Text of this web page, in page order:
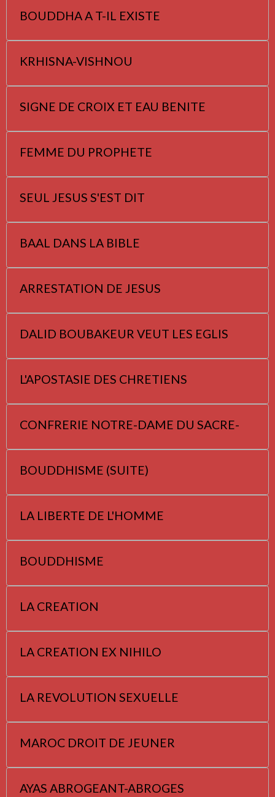
BOUDDHA A T-IL EXISTE
KRHISNA-VISHNOU
SIGNE DE CROIX ET EAU BENITE
FEMME DU PROPHETE
SEUL JESUS S'EST DIT
BAAL DANS LA BIBLE
ARRESTATION DE JESUS
DALID BOUBAKEUR VEUT LES EGLIS
L'APOSTASIE DES CHRETIENS
CONFRERIE NOTRE-DAME DU SACRE-
BOUDDHISME (SUITE)
LA LIBERTE DE L'HOMME
BOUDDHISME
LA CREATION
LA CREATION EX NIHILO
LA REVOLUTION SEXUELLE
MAROC DROIT DE JEUNER
AYAS ABROGEANT-ABROGES